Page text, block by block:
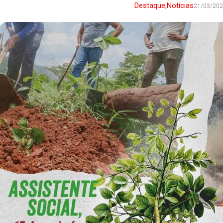
Destaque,Notícias21/03/